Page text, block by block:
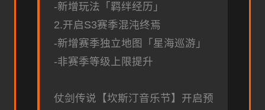
-新增玩法「羁绊经历」
2.开启S3赛季混沌终焉
-新增赛季独立地图「星海巡游」
-非赛季等级上限提升
仗剑传说【坎斯汀音乐节】开启预